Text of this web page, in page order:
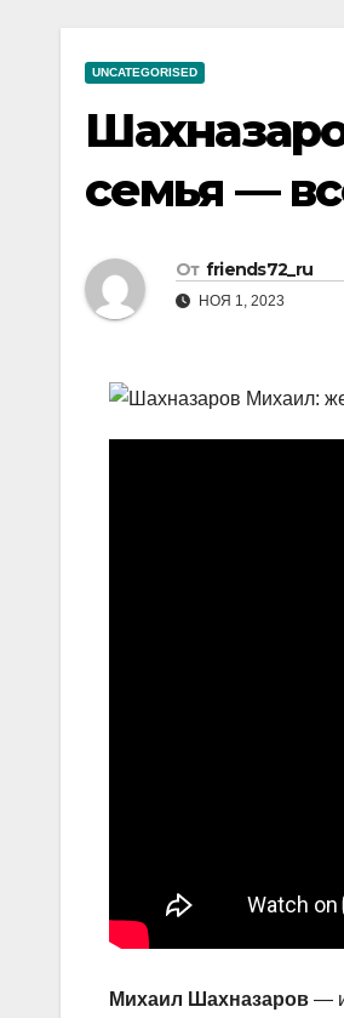
UNCATEGORISED
семья —
От friends72_ru
НОЯ 1, 2023
Михаил Шахназаров —